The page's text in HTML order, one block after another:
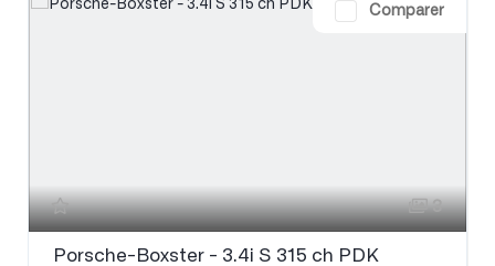
Comparer
3
Porsche-Boxster - 3.4i S 315 ch PDK